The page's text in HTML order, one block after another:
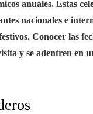
anuales. Estas
nacionales e
Conocer las
y se adentren en